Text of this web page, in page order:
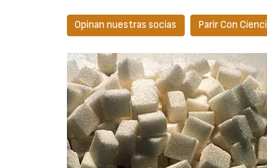
Opinan nuestras socias Parir Con